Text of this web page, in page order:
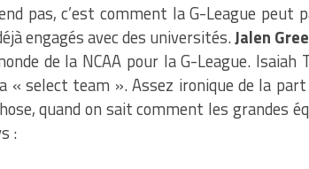
pas, c’est comment la G-League peut
engagés avec des universités.Jalen
de la NCAA pour la G-League. Isaiah
« select team ». Assez ironique de la part
quand on sait comment les grandes
: